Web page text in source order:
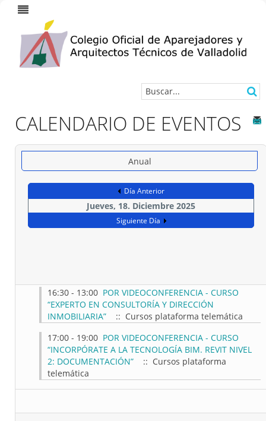
CALENDARIO DE EVENTOS
Anual
Día Anterior
Jueves, 18. Diciembre 2025
Siguiente Día
16:30 - 13:00 POR VIDEOCONFERENCIA - CURSO
“EXPERTO EN CONSULTORÍA Y DIRECCIÓN
INMOBILIARIA”
:: Cursos plataforma telemática
17:00 - 19:00 POR VIDEOCONFERENCIA - CURSO
“INCORPÓRATE A LA TECNOLOGÍA BIM. REVIT NIVEL
2: DOCUMENTACIÓN”
:: Cursos plataforma
telemática